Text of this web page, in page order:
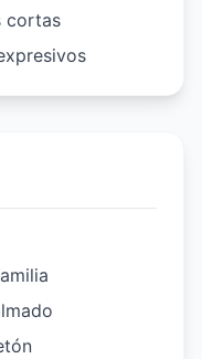
cortas